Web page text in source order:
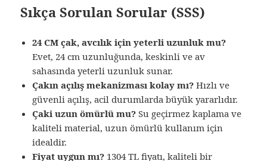
Sıkça Sorulan Sorular (SSS)
24 CM çak, avcılık için yeterli uzunluk mu?
Evet, 24 cm uzunluğunda, keskinli ve av
sahasında yeterli uzunluk sunar.
Çakın açılış mekanizması kolay mı? Hızlı ve
güvenli açılış, acil durumlarda büyük yararlıdır.
Çaki uzun ömürlü mu? Su geçirmez kaplama ve
kaliteli material, uzun ömürlü kullanım için
idealdir.
Fiyat uygun mı? 1304 TL fiyatı, kaliteli bir